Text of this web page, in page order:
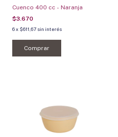
Cuenco 400 cc - Naranja
$3.670
6x $611,67 sin interés
Comprar